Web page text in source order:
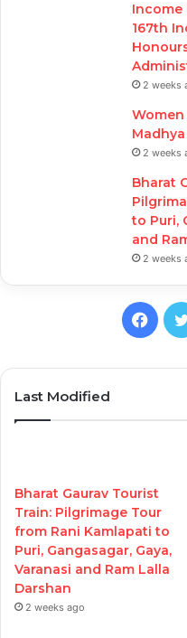
Income
167th
2 weeks
2 weeks
Bharat
to Puri,
and
2 weeks
Last Modified
Bharat Gaurav Tourist
Train: Pilgrimage Tour
from Rani Kamlapati to
Puri, Gangasagar, Gaya,
Varanasi and Ram Lalla
Darshan
2 weeks ago